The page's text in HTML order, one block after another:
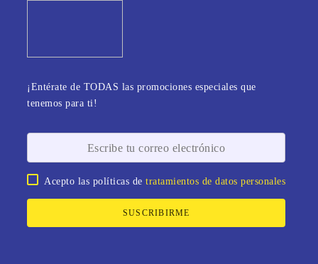
¡Entérate de TODAS las promociones especiales que
tenemos para ti!
Acepto las políticas detratamientos de datos personales
SUSCRIBIRME